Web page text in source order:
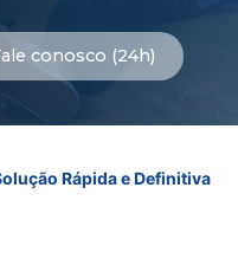
conosco (24h)
Rápida e Definitiva